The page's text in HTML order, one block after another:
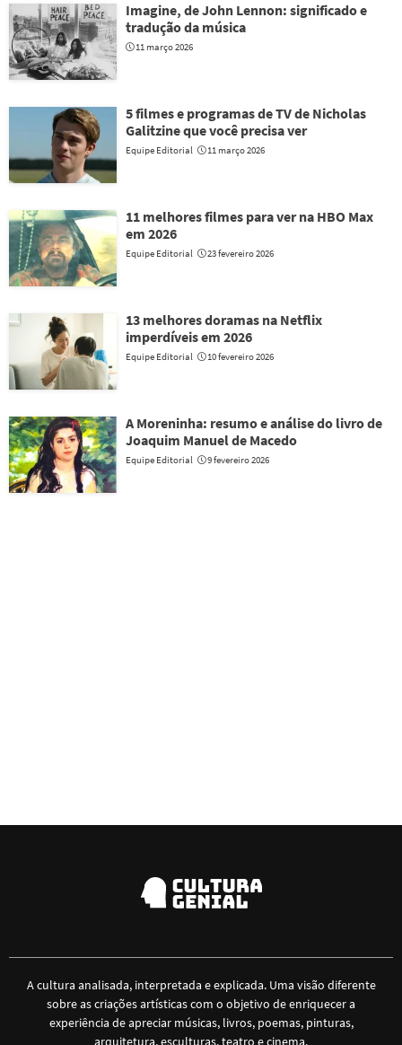
Imagine, de John Lennon: significado e
tradução da música
11 março 2026
5 filmes e programas de TV de Nicholas
Galitzine que você precisa ver
Equipe Editorial 11 março 2026
11 melhores filmes para ver na HBO Max
em 2026
Equipe Editorial 23 fevereiro 2026
13 melhores doramas na Netflix
imperdíveis em 2026
Equipe Editorial 10 fevereiro 2026
A Moreninha: resumo e análise do livro de
Joaquim Manuel de Macedo
Equipe Editorial 9 fevereiro 2026
A cultura analisada, interpretada e explicada. Uma visão diferente
sobre as criações artísticas com o objetivo de enriquecer a
experiência de apreciar músicas, livros, poemas, pinturas,